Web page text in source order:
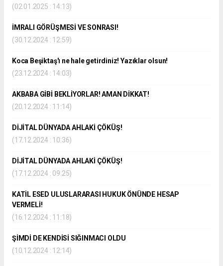
(02.01.2025 : 14:13)
İMRALI GÖRÜŞMESİ VE SONRASI!
(30.12.2024 : 12:59)
Koca Beşiktaş'ı ne hale getirdiniz! Yazıklar olsun!
(23.12.2024 : 14:03)
AKBABA GİBİ BEKLİYORLAR! AMAN DİKKAT!
(20.12.2024 : 11:14)
DİJİTAL DÜNYADA AHLAKİ ÇÖKÜŞ!
(17.12.2024 : 10:36)
DİJİTAL DÜNYADA AHLAKİ ÇÖKÜŞ!
(17.12.2024 : 09:25)
KATİL ESED ULUSLARARASI HUKUK ÖNÜNDE HESAP
VERMELİ!
(16.12.2024 : 11:18)
ŞİMDİ DE KENDİSİ SIĞINMACI OLDU
(10.12.2024 : 12:14)